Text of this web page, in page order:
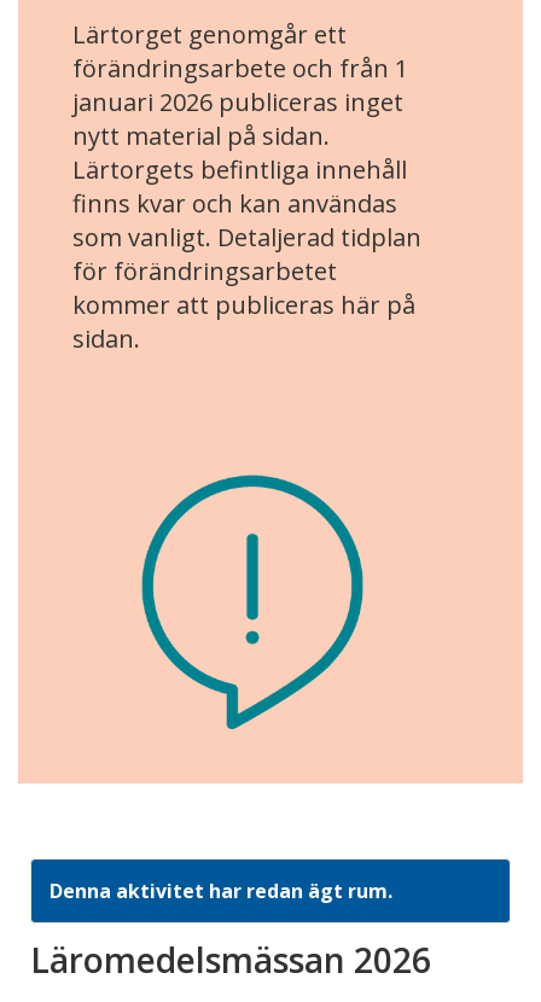
Lärtorget genomgår ett
förändringsarbete och från 1
januari 2026 publiceras inget
nytt material på sidan.
Lärtorgets befintliga innehåll
finns kvar och kan användas
som vanligt. Detaljerad tidplan
för förändringsarbetet
kommer att publiceras här på
sidan.
Denna aktivitet har redan ägt rum.
Läromedelsmässan 2026